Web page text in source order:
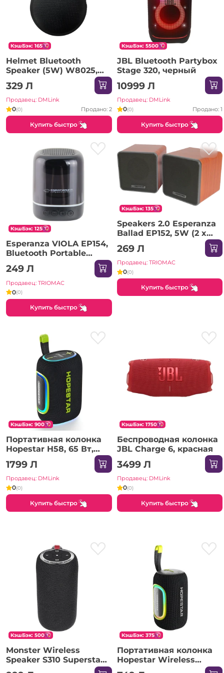
КэшБэк: 165
Helmet Bluetooth
Speaker (5W) W8025,
Black
329 Л
Продавец: DMLink
0(0) Продано: 2
Купить быстро
КэшБэк: 5500
JBL Bluetooth Partybox
Stage 320, черный
10999 Л
Продавец: DMLink
0(0) Продано: 1
Купить быстро
КэшБэк: 125
Esperanza VIOLA EP154,
Bluetooth Portable
Speaker, power: 3W,
RGB Illumination,
Bluetooth profiles:
A2DP, AVRCP, HFP, HSP,
Bluetooth version: 5.0,
249 Л
Продавец: TRIOMAC
0(0)
Купить быстро
КэшБэк: 135
Speakers 2.0 Esperanza
Ballad EP152, 5W (2 x
2.5W), Volume control,
built in amplifier, Power
supply: 5V, They
require: USB and mini-
jack 3.5mm headp
269 Л
Продавец: TRIOMAC
0(0)
Купить быстро
КэшБэк: 900
Портативная колонка
Hopestar H58, 65 Вт,
черная
1799 Л
Продавец: DMLink
0(0)
Купить быстро
КэшБэк: 1750
Беспроводная колонка
JBL Charge 6, красная
3499 Л
Продавец: DMLink
0(0)
Купить быстро
КэшБэк: 500
Monster Wireless
Speaker S310 Superstar,
Black
КэшБэк: 375
Портативная колонка
Hopestar Wireless
Speaker P65, 20W,